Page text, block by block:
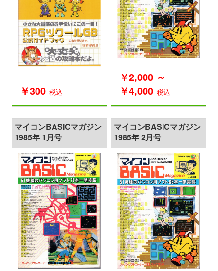
￥300 税込
￥2,000 ～
￥4,000 税込
マイコンBASICマガジン
1985年 1月号
マイコンBASICマガジン
1985年 2月号